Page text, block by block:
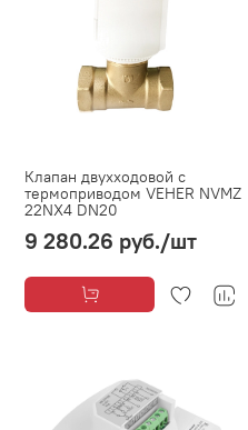
Клапан двухходовой с
термоприводом VEHER NVMZ
22NX4 DN20
9 280.26 руб./шт